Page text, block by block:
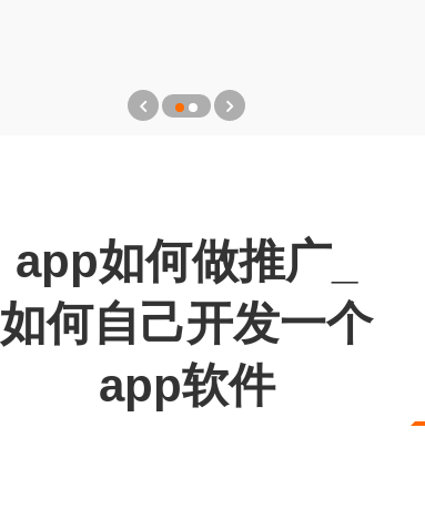
app如何做推广_
如何自己开发一个
app软件